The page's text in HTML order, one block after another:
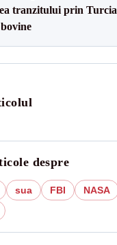
tranzitului prin Turcia
despre
sua FBI NASA